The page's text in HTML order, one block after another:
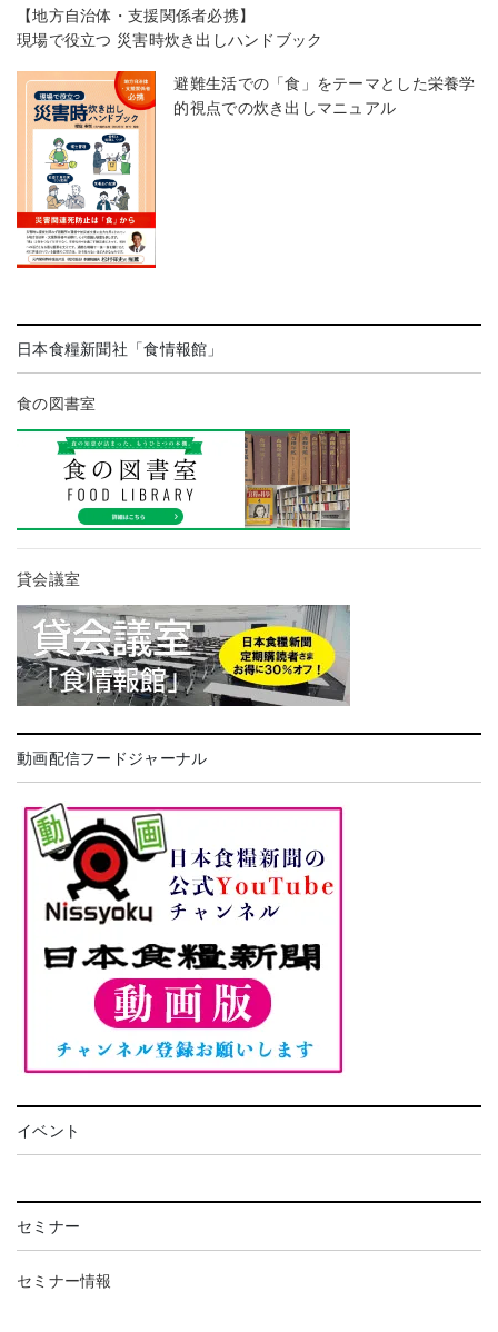
【地方自治体・支援関係者必携】
現場で役立つ 災害時炊き出しハンドブック
避難生活での「食」をテーマとした栄養学
的視点での炊き出しマニュアル
日本食糧新聞社「食情報館」
食の図書室
貸会議室
動画配信フードジャーナル
イベント
セミナー
セミナー情報